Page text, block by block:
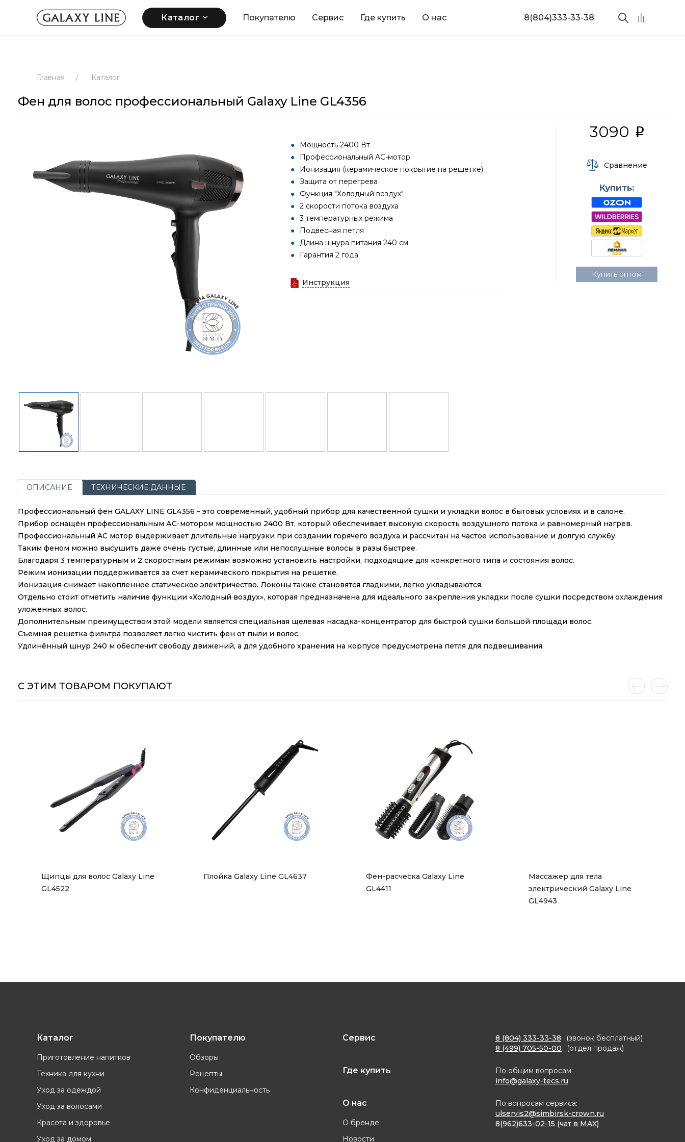
Каталог Покупателю Сервис Где купить О нас 8(804)333-33-38
Главная / Каталог
Фен для волос профессиональный Galaxy Line GL4356
3090 i
Сравнение
Купить:
Купить оптом
Мощность 2400 Вт
Профессиональный AC-мотор
Ионизация (керамическое покрытие на решетке)
Защита от перегрева
Функция "Холодный воздух"
2 скорости потока воздуха
3 температурных режима
Подвесная петля
Длина шнура питания 240 см
Гарантия 2 года
Инструкция
ОПИСАНИЕ ТЕХНИЧЕСКИЕ ДАННЫЕ
Профессиональный фен GALAXY LINE GL4356 – это современный, удобный прибор для качественной сушки и укладки волос в бытовых условиях и в салоне.
Прибор оснащён профессиональным АС-мотором мощностью 2400 Вт, который обеспечивает высокую скорость воздушного потока и равномерный нагрев.
Профессиональный AC мотор выдерживает длительные нагрузки при создании горячего воздуха и рассчитан на частое использование и долгую службу.
Таким феном можно высушить даже очень густые, длинные или непослушные волосы в разы быстрее.
Благодаря 3 температурным и 2 скоростным режимам возможно установить настройки, подходящие для конкретного типа и состояния волос.
Режим ионизации поддерживается за счет керамического покрытия на решетке.
Ионизация снимает накопленное статическое электричество. Локоны также становятся гладкими, легко укладываются.
Отдельно стоит отметить наличие функции «Холодный воздух», которая предназначена для идеального закрепления укладки после сушки посредством охлаждения
уложенных волос.
Дополнительным преимуществом этой модели является специальная щелевая насадка-концентратор для быстрой сушки большой площади волос.
Съемная решетка фильтра позволяет легко чистить фен от пыли и волос.
Удлинённый шнур 240 м обеспечит свободу движений, а для удобного хранения на корпусе предусмотрена петля для подвешивания.
С ЭТИМ ТОВАРОМ ПОКУПАЮТ
Щипцы для волос Galaxy Line
GL4522
Плойка Galaxy Line GL4637
Фен-расческа Galaxy Line
GL4411
Массажер для тела
электрический Galaxy Line
GL4943
Каталог
Приготовление напитков
Техника для кухни
Уход за одеждой
Уход за волосами
Красота и здоровье
Уход за домом
Покупателю
Обзоры
Рецепты
Конфиденциальность
Сервис
Где купить
О нас
О бренде
Новости
8 (804) 333-33-38
(звонок бесплатный)
8 (499) 705-50-00
(отдел продаж)
По общим вопросам:
info@galaxy-tecs.ru
По вопросам сервиса:
ulservis2@simbirsk-crown.ru
8(962)633-02-15 (чат в MAX)